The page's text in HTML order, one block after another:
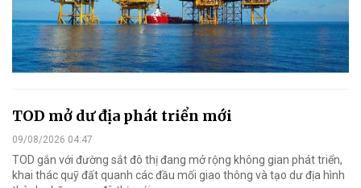
TOD mở dư địa phát triển mới
09/08/2026 04:47
TOD gắn với đường sắt đô thị đang mở rộng không gian phát triển,
khai thác quỹ đất quanh các đầu mối giao thông và tạo dư địa hình